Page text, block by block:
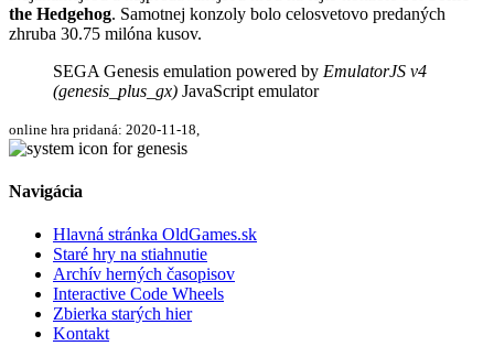
the Hedgehog. Samotnej konzoly bolo celosvetovo predaných
zhruba 30.75 milóna kusov.
SEGA Genesis emulation powered by EmulatorJS v4
(genesis_plus_gx) JavaScript emulator
online hra pridaná: 2020-11-18,
Navigácia
Hlavná stránka OldGames.sk
Staré hry na stiahnutie
Archív herných časopisov
Interactive Code Wheels
Zbierka starých hier
Kontakt